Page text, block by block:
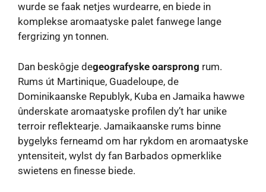
wurde se faak netjes wurdearre, en biede in
komplekse aromaatyske palet fanwege lange
fergrizing yn tonnen.
Dan beskôgje degeografyske oarsprong rum.
Rums út Martinique, Guadeloupe, de
Dominikaanske Republyk, Kuba en Jamaika hawwe
ûnderskate aromaatyske profilen dy’t har unike
terroir reflektearje. Jamaikaanske rums binne
bygelyks ferneamd om har rykdom en aromaatyske
yntensiteit, wylst dy fan Barbados opmerklike
swietens en finesse biede.